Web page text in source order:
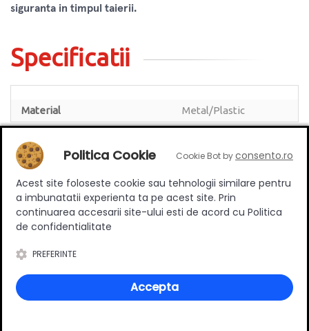
siguranta in timpul taierii.
Specificatii
Material Metal/Plastic
Review-uri
Deții sau ai utilizat produsul?
Spune-ți părerea acordând o nota produsului
Politica Cookie Cookie Bot byconsento.ro
Acest site foloseste cookie sau tehnologii similare pentru
a imbunatatii experienta ta pe acest site. Prin
continuarea accesarii site-ului esti de acord cu Politica
de confidentialitate
PREFERINTE
Accepta